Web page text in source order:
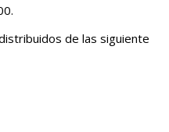
de las siguiente